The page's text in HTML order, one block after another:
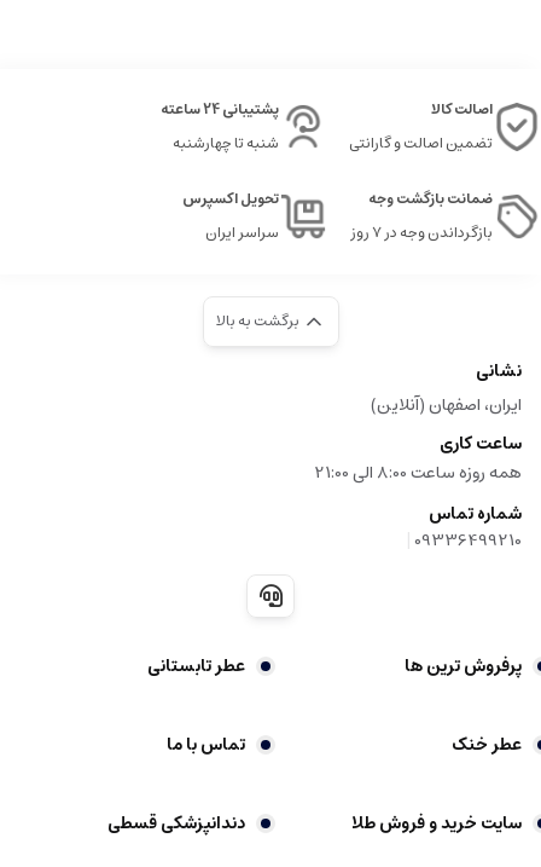
اصالت کالا
تضمین اصالت و گارانتی
پشتیبانی 24 ساعته
شنبه تا چهارشنبه
ضمانت بازگشت وجه
بازگرداندن وجه در ۷ روز
تحویل اکسپرس
سراسر ایران
برگشت به بالا
نشانی
ایران، اصفهان (آنلاین)
ساعت کاری
همه روزه ساعت 8:00 الی 21:00
شماره تماس
09336499210
|
پرفروش ترین ها عطر تابستانی
عطر خنک تماس با ما
سایت خرید و فروش طلا دندانپزشکی قسطی